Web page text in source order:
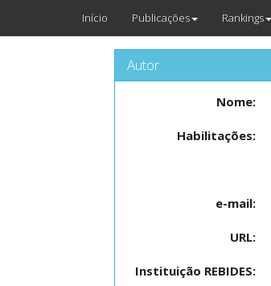
Início Publicações Rankings
Autor
Nome:
Habilitações:
e-mail:
URL:
Instituição REBIDES: